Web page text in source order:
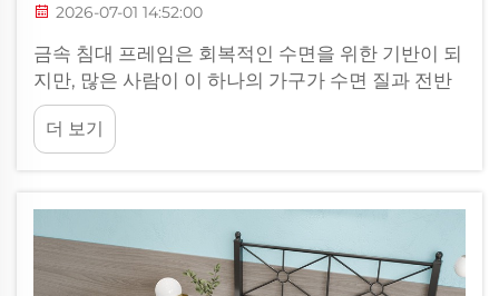
2026-07-01 14:52:00
금속 침대 프레임은 회복적인 수면을 위한 기반이 되
지만, 많은 사람이 이 하나의 가구가 수면 질과 전반
적인 쾌적함에 얼마나 크게 영향을 미치는지를 과소
평가한다. 금속 침대 프레임과 다른 재료 사이에서의
선택은 ...
더 보기